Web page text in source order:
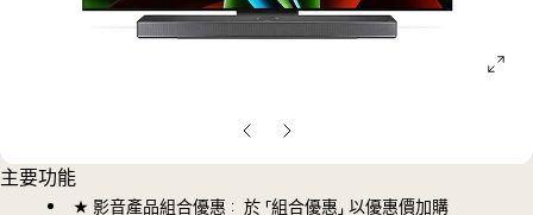
上
一
張
下
一
張
主要功能
★ 影音產品組合優惠： 於 「組合優惠」 以優惠價加購